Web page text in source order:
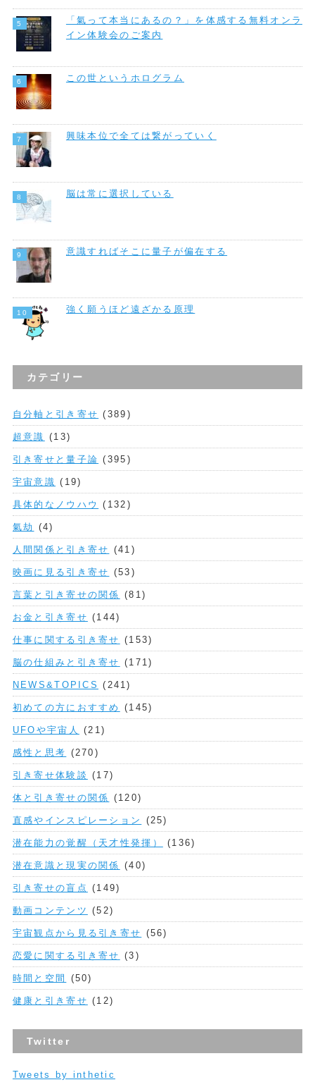
「氣って本当にあるの？」を体感する無料オンラ
イン体験会のご案内
この世というホログラム
興味本位で全ては繋がっていく
脳は常に選択している
意識すればそこに量子が偏在する
強く願うほど遠ざかる原理
カテゴリー
自分軸と引き寄せ (389)
超意識 (13)
引き寄せと量子論 (395)
宇宙意識 (19)
具体的なノウハウ (132)
氣劫 (4)
人間関係と引き寄せ (41)
映画に見る引き寄せ (53)
言葉と引き寄せの関係 (81)
お金と引き寄せ (144)
仕事に関する引き寄せ (153)
脳の仕組みと引き寄せ (171)
NEWS&TOPICS (241)
初めての方におすすめ (145)
UFOや宇宙人 (21)
感性と思考 (270)
引き寄せ体験談 (17)
体と引き寄せの関係 (120)
直感やインスピレーション (25)
潜在能力の覚醒（天才性発揮） (136)
潜在意識と現実の関係 (40)
引き寄せの盲点 (149)
動画コンテンツ (52)
宇宙観点から見る引き寄せ (56)
恋愛に関する引き寄せ (3)
時間と空間 (50)
健康と引き寄せ (12)
Twitter
Tweets by inthetic